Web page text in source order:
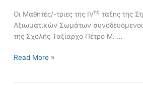
Οι Μαθητές/-τριες της IVης τάξης της
Αξιωματικών Σωμάτων συνοδευόμενοι
της Σχολής Ταξίαρχο Πέτρο Μ. …
Read More »